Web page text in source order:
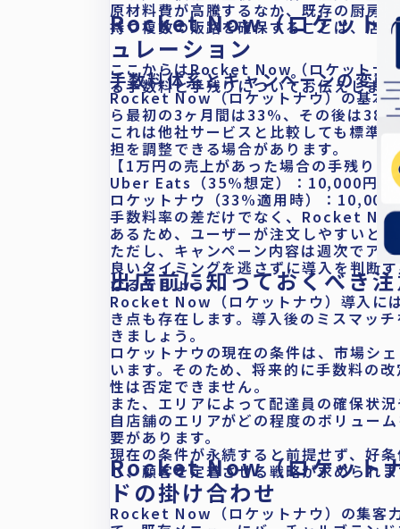
原材料費が高騰するなか、既存の厨房
持つ複数の販路を確保することは、店
Rocket Now（ロケット
ュレーション
ここからはRocket Now（ロケットナ
る手数料と手残りについてお伝えします
手数料体系とキャンペーンの変動
Rocket Now（ロケットナウ）の基本
ら最初の3ヶ月間は33%、その後は
これは他社サービスと比較しても標準
担を調整できる場合があります。
【1万円の売上があった場合の手残り比
Uber Eats（35%想定）：10,000円
ロケットナウ（33%適用時）：
手数料率の差だけでなく、Rocket
あるため、ユーザーが注文しやすいと
ただし、キャンペーン内容は週次でア
良いタイミングを逃さずに導入を判断
なるでしょう。
出店前に知っておくべき
Rocket Now（ロケットナウ）導入に
き点も存在します。導入後のミスマッ
きましょう。
ロケットナウの現在の条件は、市場シ
います。そのため、将来的に手数料の
性は否定できません。
また、エリアによって配達員の確保状
自店舗のエリアがどの程度のボリュー
要があります。
現在の条件が永続すると前提せず、好
し、顧客を定着させる戦略が求められ
Rocket Now（ロケット
ドの掛け合わせ
Rocket Now（ロケットナウ）の集客